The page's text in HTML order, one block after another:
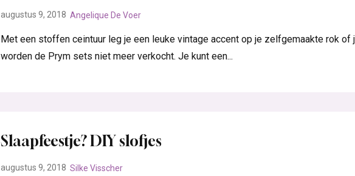
Met een stoffen ceintuur leg je een leuke vintage accent op je zelfgemaakte rok of
worden de Prym sets niet meer verkocht. Je kunt een...
augustus 9, 2018 Angelique De Voer
Slaapfeestje? DIY slofjes
augustus 9, 2018 Silke Visscher